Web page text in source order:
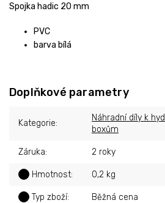
Spojka hadic 20 mm
PVC
barva bílá
Doplňkové parametry
Kategorie:
Náhradní díly k
boxům
Záruka: 2 roky
Hmotnost: 0,2 kg
Typ zboží: Běžná cena